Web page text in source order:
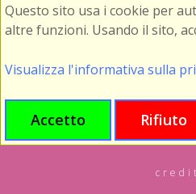
Questo sito usa i cookie per
altre funzioni. Usando il sito,
Visualizza l'informativa sulla
Accetto Rifiuto